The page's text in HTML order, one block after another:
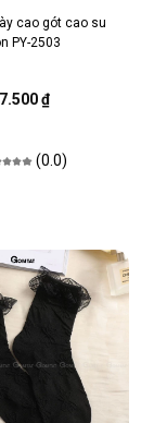
cao gót cao su
PY-2503
₫
(0.0)